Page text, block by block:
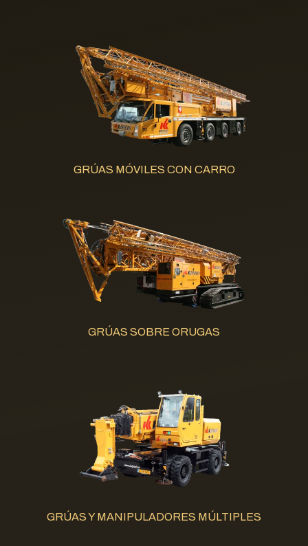
GRÚAS MÓVILES CON CARRO
GRÚAS SOBRE ORUGAS
GRÚAS Y MANIPULADORES MÚLTIPLES